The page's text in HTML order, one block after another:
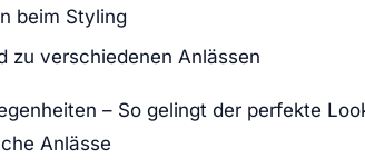
beim Styling
zu verschiedenen Anlässen
– So gelingt der perfekte
Anlässe